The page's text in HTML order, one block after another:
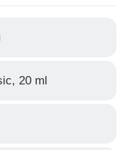
20 ml